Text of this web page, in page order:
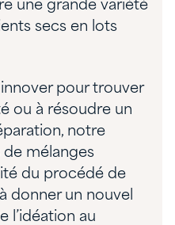
une grande variété
secs en lots
pour trouver
ou à résoudre un
notre
de mélanges
du procédé de
donner un nouvel
l’idéation au